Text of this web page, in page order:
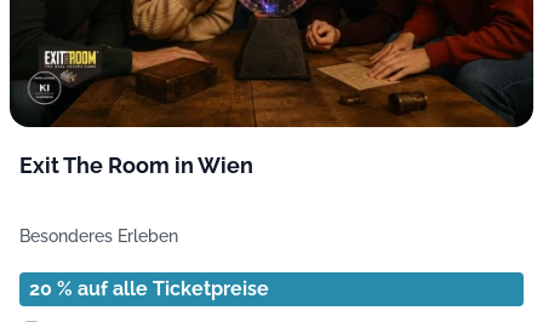
Exit The Room in Wien
Besonderes Erleben
20 % auf alle Ticketpreise